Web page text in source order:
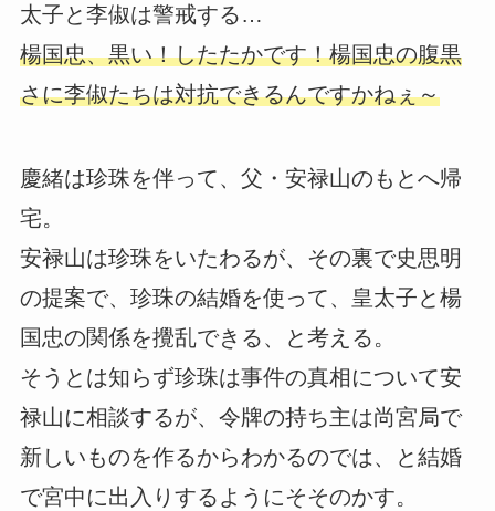
太子と李俶は警戒する…
楊国忠、黒い！したたかです！楊国忠の腹黒
さに李俶たちは対抗できるんですかねぇ～
慶緒は珍珠を伴って、父・安禄山のもとへ帰
宅。
安禄山は珍珠をいたわるが、その裏で史思明
の提案で、珍珠の結婚を使って、皇太子と楊
国忠の関係を攪乱できる、と考える。
そうとは知らず珍珠は事件の真相について安
禄山に相談するが、令牌の持ち主は尚宮局で
新しいものを作るからわかるのでは、と結婚
で宮中に出入りするようにそそのかす。